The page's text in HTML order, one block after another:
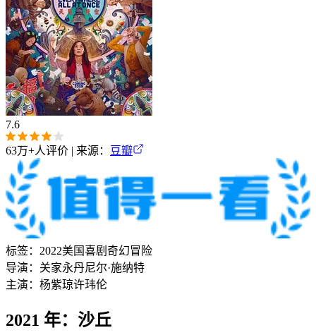
7.6
63万+人评价 | 来源： 豆瓣
标签： 2022美国喜剧 奇幻冒险
导演： 关家永丹尼尔·施纳特
主演： 杨紫琼许玮伦
2021 年：沙丘